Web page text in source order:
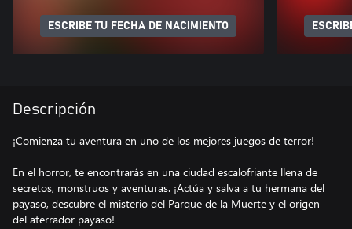
ESCRIBE TU FECHA DE NACIMIENTO
Descripción
¡Comienza tu aventura en uno de los mejores juegos de terror!
En el horror, te encontrarás en una ciudad escalofriante llena de
secretos, monstruos y aventuras. ¡Actúa y salva a tu hermana del
payaso, descubre el misterio del Parque de la Muerte y el origen
del aterrador payaso!